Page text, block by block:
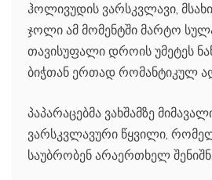
ჰოლივუდის ვარსკვლავი,
ჯოლი ამ მომენტში მარტო
თავისუფალი დროის უმეტეს
ბიჭთან ერთად რომანტიკულ
პაპარაცებმა ვახშამზე
ვარსკვლავური წყვილი,
საუბრობენ არაერთხელ